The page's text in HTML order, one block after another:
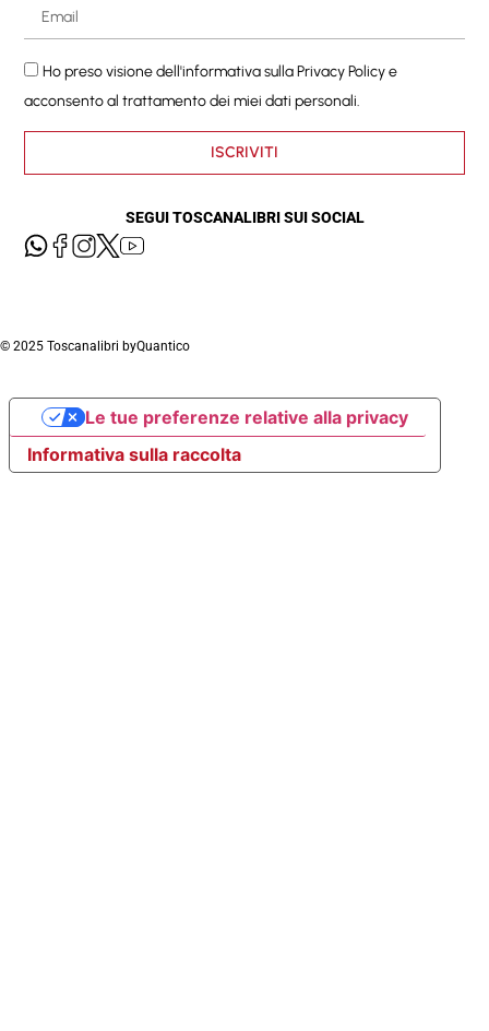
Ho preso visione dell'informativa sullaPrivacy Policye
acconsento al trattamento dei miei dati personali.
ISCRIVITI
SEGUI TOSCANALIBRI SUI SOCIAL
© 2025 Toscanalibri byQuantico
Informativa sulla raccolta
Le tue preferenze relative alla privacy